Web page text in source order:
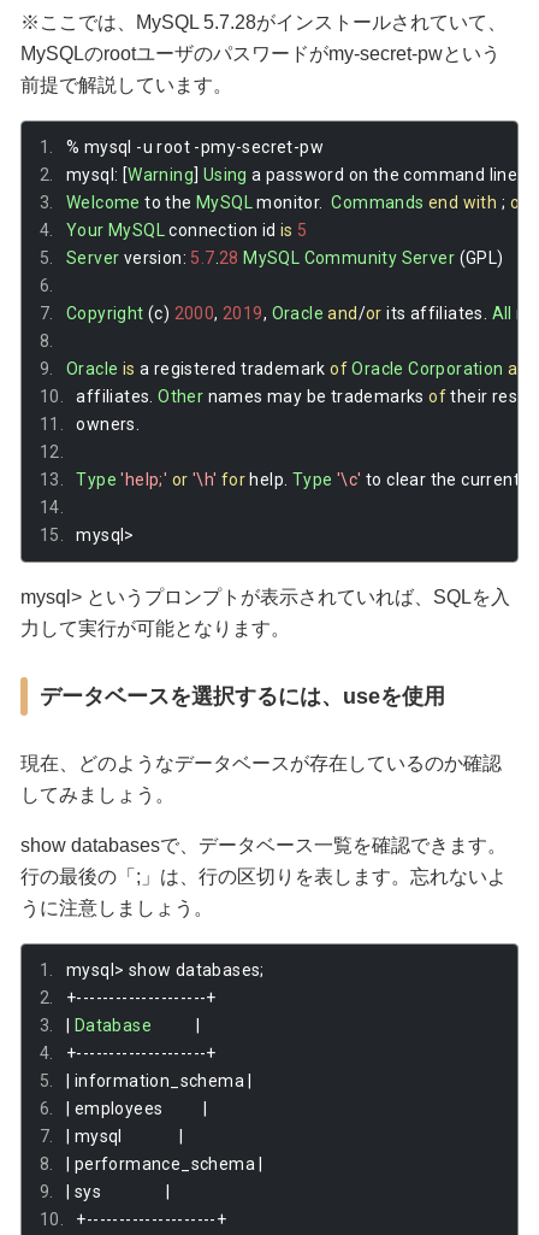
※ここでは、MySQL 5.7.28がインストールされていて、
MySQLのrootユーザのパスワードがmy-secret-pwという
前提で解説しています。
% mysql -u root -pmy-secret-pw
mysql: [Warning] Using a password on the command line
Welcome to the MySQL monitor. Commands end with ; or
Your MySQL connection id is 5
Server version: 5.7.28 MySQL Community Server (GPL)
Copyright (c) 2000, 2019, Oracle and/or its affiliates. All
Oracle is a registered trademark of Oracle Corporation and
affiliates. Other names may be trademarks of their
owners.
Type 'help;' or '\h' for help. Type '\c' to clear the current
mysql >
mysql> というプロンプトが表示されていれば、SQLを入
力して実行が可能となります。
データベースを選択するには、useを使用
現在、どのようなデータベースが存在しているのか確認
してみましょう。
show databasesで、データベース一覧を確認できます。
行の最後の「;」は、行の区切りを表します。忘れないよ
うに注意しましょう。
mysql > show databases;
+--------------------+
Database
+--------------------+
information_schema
employees
mysql
performance_schema
sys
+--------------------+